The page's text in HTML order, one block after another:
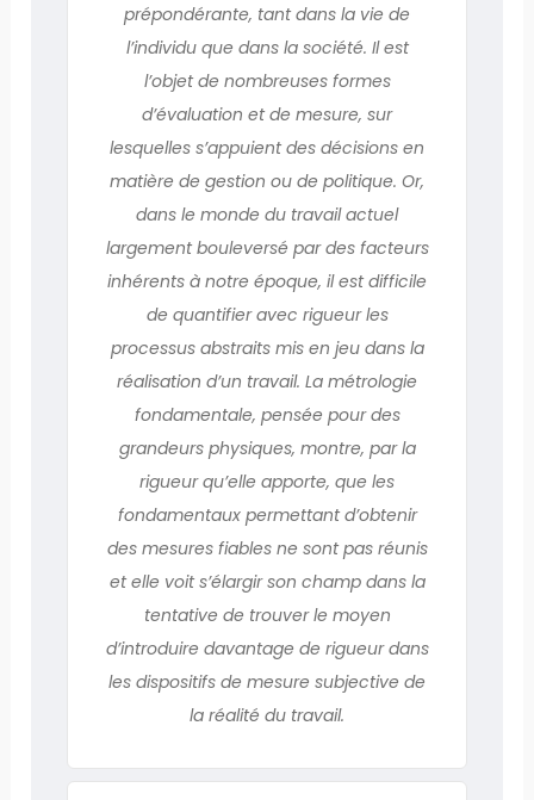
prépondérante, tant dans la vie de
l’individu que dans la société. Il est
l’objet de nombreuses formes
d’évaluation et de mesure, sur
lesquelles s’appuient des décisions en
matière de gestion ou de politique. Or,
dans le monde du travail actuel
largement bouleversé par des facteurs
inhérents à notre époque, il est difficile
de quantifier avec rigueur les
processus abstraits mis en jeu dans la
réalisation d’un travail. La métrologie
fondamentale, pensée pour des
grandeurs physiques, montre, par la
rigueur qu’elle apporte, que les
fondamentaux permettant d’obtenir
des mesures fiables ne sont pas réunis
et elle voit s’élargir son champ dans la
tentative de trouver le moyen
d’introduire davantage de rigueur dans
les dispositifs de mesure subjective de
la réalité du travail.